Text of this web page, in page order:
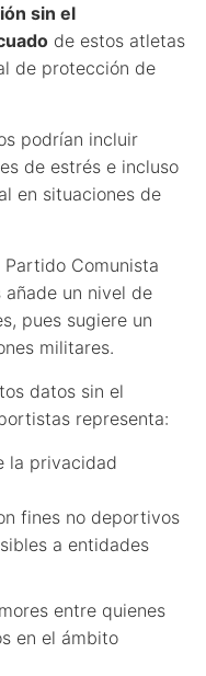
sin el
de estos atletas
de protección de
podrían incluir
de estrés e incluso
en situaciones de
Comunista
un nivel de
pues sugiere un
militares.
datos sin el
representa:
la privacidad
fines no deportivos
a entidades
entre quienes
en el ámbito